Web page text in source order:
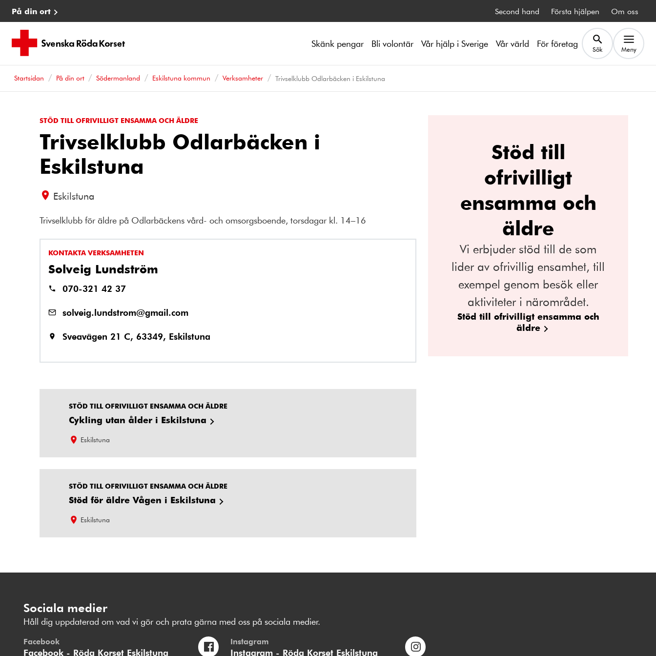
På din ort Second hand Första hjälpen Om oss
Skänk pengar Bli volontär Vår hjälp i Sverige Vår värld För företag Sök Meny
Startsidan På din ort Södermanland Eskilstuna kommun Verksamheter Trivselklubb Odlarbäcken i Eskilstuna
STÖD TILL OFRIVILLIGT ENSAMMA OCH ÄLDRE
Trivselklubb Odlarbäcken i
Eskilstuna
Eskilstuna
Trivselklubb för äldre på Odlarbäckens vård- och omsorgsboende, torsdagar kl. 14–16
KONTAKTA VERKSAMHETEN
Solveig Lundström
070-321 42 37
solveig.lundstrom@gmail.com
Sveavägen 21 C, 63349, Eskilstuna
STÖD TILL OFRIVILLIGT ENSAMMA OCH ÄLDRE
Cykling utan ålder i Eskilstuna
Eskilstuna
STÖD TILL OFRIVILLIGT ENSAMMA OCH ÄLDRE
Stöd för äldre Vågen i Eskilstuna
Eskilstuna
Stöd till
ofrivilligt
ensamma och
äldre
Vi erbjuder stöd till de som
lider av ofrivillig ensamhet, till
exempel genom besök eller
aktiviteter i närområdet.
Stöd till ofrivilligt ensamma och
äldre
Sociala medier
Håll dig uppdaterad om vad vi gör och prata gärna med oss på sociala medier.
Facebook
Facebook - Röda Korset Eskilstuna
Instagram
Instagram - Röda Korset Eskilstuna